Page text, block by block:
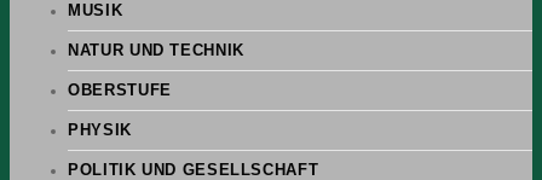
MUSIK
NATUR UND TECHNIK
OBERSTUFE
PHYSIK
POLITIK UND GESELLSCHAFT